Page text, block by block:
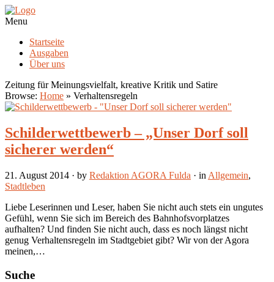
Menu
Startseite
Ausgaben
Über uns
Zeitung für Meinungsvielfalt, kreative Kritik und Satire
Browse: Home » Verhaltensregeln
Schilderwettbewerb – „Unser Dorf soll
sicherer werden“
21. August 2014 · by Redaktion AGORA Fulda · in Allgemein,
Stadtleben
Liebe Leserinnen und Leser, haben Sie nicht auch stets ein ungutes
Gefühl, wenn Sie sich im Bereich des Bahnhofsvorplatzes
aufhalten? Und finden Sie nicht auch, dass es noch längst nicht
genug Verhaltensregeln im Stadtgebiet gibt? Wir von der Agora
meinen,…
Suche